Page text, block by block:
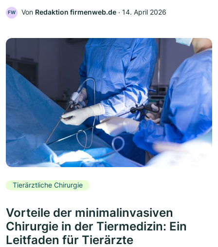
FW Von Redaktion firmenweb.de ‧ 14. April 2026
Tierärztliche Chirurgie
Vorteile der minimalinvasiven
Chirurgie in der Tiermedizin: Ein
Leitfaden für Tierärzte